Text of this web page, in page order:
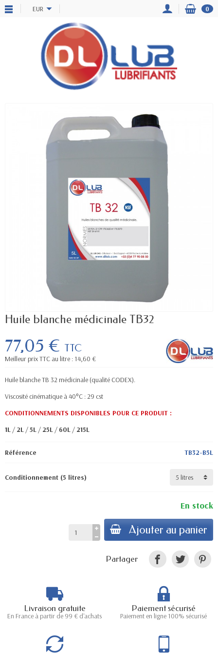
EUR 0
Huile blanche médicinale TB32
77,05 € TTC
Meilleur prix TTC au litre : 14,60 €
Huile blanche TB 32 médicinale (qualité CODEX).
Viscosité cinématique à 40°C : 29 cst
CONDITIONNEMENTS DISPONIBLES POUR CE PRODUIT :
1L / 2L /5L / 25L / 60L / 215L
Référence TB32-B5L
Conditionnement (5 litres)
En stock
Ajouter au panier
Partager
Livraison gratuite
En France à partir de 99 € d'achats
Paiement sécurisé
Paiement en ligne 100% sécurisé